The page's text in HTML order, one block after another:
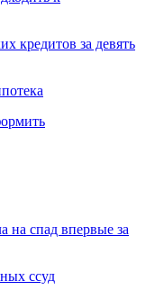
кредитов за девять
на спад впервые за
ссуд